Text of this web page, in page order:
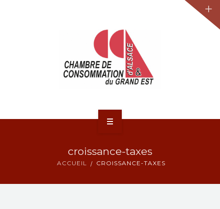
croissance-taxes
ACCUEIL CROISSANCE-TAXES